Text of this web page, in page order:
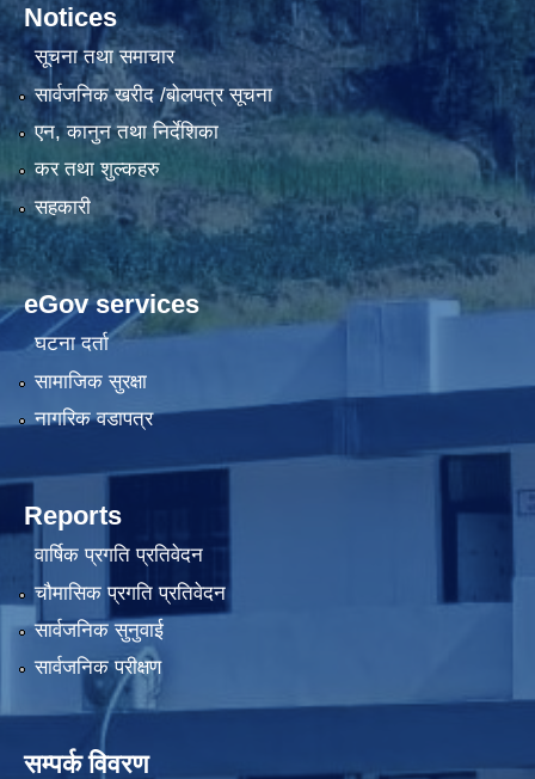
Notices
सूचना तथा समाचार
सार्वजनिक खरीद /बोलपत्र सूचना
एन, कानुन तथा निर्देशिका
कर तथा शुल्कहरु
सहकारी
eGov services
घटना दर्ता
सामाजिक सुरक्षा
नागरिक वडापत्र
Reports
वार्षिक प्रगति प्रतिवेदन
चौमासिक प्रगति प्रतिवेदन
सार्वजनिक सुनुवाई
सार्वजनिक परीक्षण
सम्पर्क विवरण